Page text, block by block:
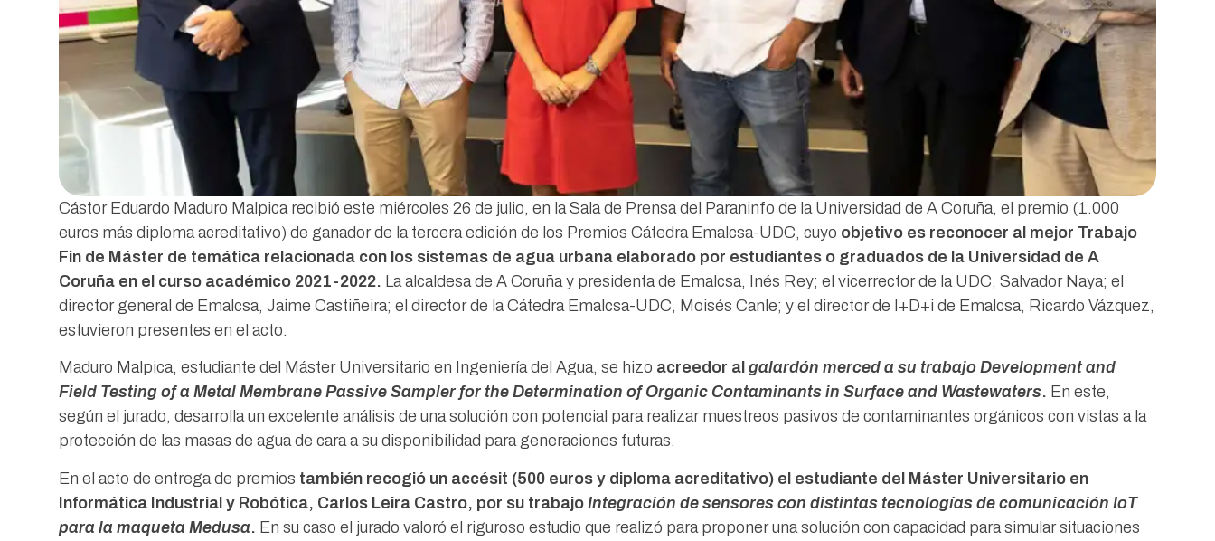
Cástor Eduardo Maduro Malpica recibió este miércoles 26 de julio, en la Sala de Prensa del Paraninfo de la Universidad de A Coruña, el premio (1.000
euros más diploma acreditativo) de ganador de la tercera edición de los Premios Cátedra Emalcsa-UDC, cuyo objetivo es reconocer al mejor Trabajo
Fin de Máster de temática relacionada con los sistemas de agua urbana elaborado por estudiantes o graduados de la Universidad de A
Coruña en el curso académico 2021-2022. La alcaldesa de A Coruña y presidenta de Emalcsa, Inés Rey; el vicerrector de la UDC, Salvador Naya; el
director general de Emalcsa, Jaime Castiñeira; el director de la Cátedra Emalcsa-UDC, Moisés Canle; y el director de I+D+i de Emalcsa, Ricardo Vázquez,
estuvieron presentes en el acto.
Maduro Malpica, estudiante del Máster Universitario en Ingeniería del Agua, se hizo acreedor al galardón merced a su trabajo Development and
Field Testing of a Metal Membrane Passive Sampler for the Determination of Organic Contaminants in Surface and Wastewaters. En este,
según el jurado, desarrolla un excelente análisis de una solución con potencial para realizar muestreos pasivos de contaminantes orgánicos con vistas a la
protección de las masas de agua de cara a su disponibilidad para generaciones futuras.
En el acto de entrega de premios también recogió un accésit (500 euros y diploma acreditativo) el estudiante del Máster Universitario en
Informática Industrial y Robótica, Carlos Leira Castro, por su trabajo Integración de sensores con distintas tecnologías de comunicación IoT
para la maqueta Medusa. En su caso el jurado valoró el riguroso estudio que realizó para proponer una solución con capacidad para simular situaciones